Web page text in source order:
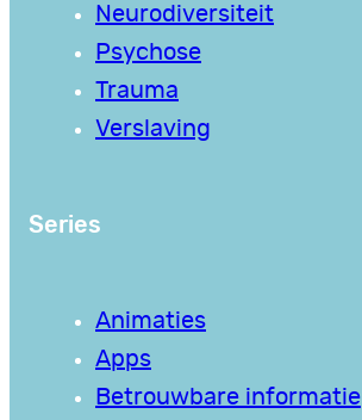
Neurodiversiteit
Psychose
Trauma
Verslaving
Series
Animaties
Apps
Betrouwbare informatie